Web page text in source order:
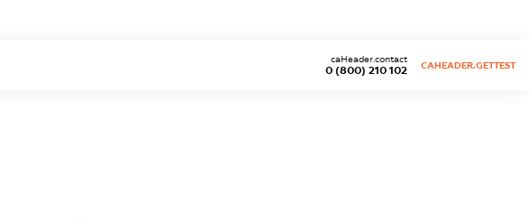
0 (800) 210 102
caHeader.contact
CAHEADER.GETTEST